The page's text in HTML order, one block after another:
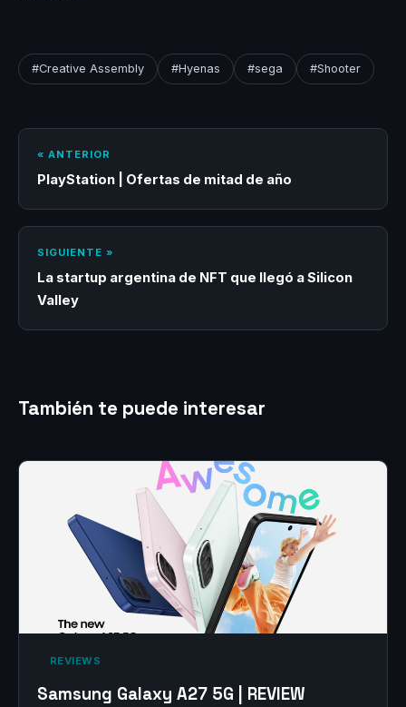
#Creative Assembly #Hyenas #sega #Shooter
« ANTERIOR
PlayStation | Ofertas de mitad de año
SIGUIENTE »
La startup argentina de NFT que llegó a Silicon
Valley
También te puede interesar
‎ REVIEWS‎
Samsung Galaxy A27 5G | REVIEW